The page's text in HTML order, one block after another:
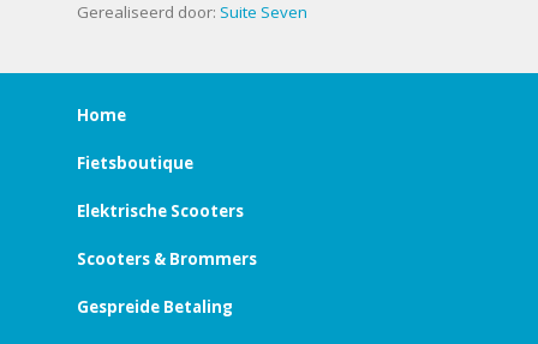
Gerealiseerd door: Suite Seven
Home
Fietsboutique
Elektrische Scooters
Scooters & Brommers
Gespreide Betaling